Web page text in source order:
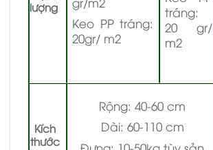
lượng
Keo PP tráng:
20gr/ m2
tráng:
20 gr/
m2
Kích
thước
Rộng: 40-60 cm
Dài: 60-110 cm